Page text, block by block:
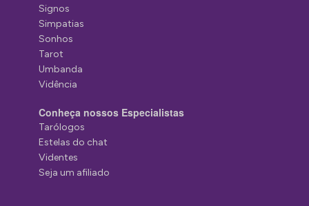
Signos
Simpatias
Sonhos
Tarot
Umbanda
Vidência
Conheça nossos Especialistas
Tarólogos
Estelas do chat
Videntes
Seja um afiliado